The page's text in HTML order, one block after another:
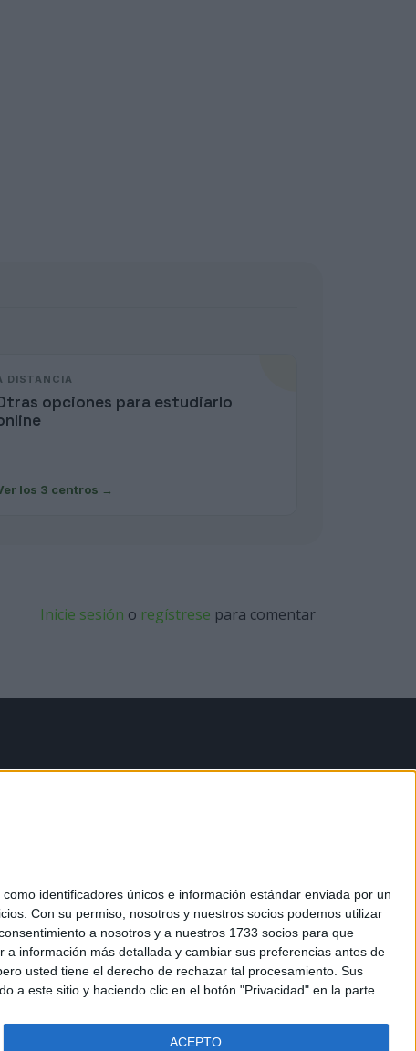
identificadores únicos e información estándar enviada por un
Con su permiso, nosotros y nuestros socios podemos utilizar
a nosotros y a nuestros 1733 socios para que
información más detallada y cambiar sus preferencias antes de
usted tiene el derecho de rechazar tal procesamiento. Sus
a este sitio y haciendo clic en el botón "Privacidad" en la parte
ACEPTO
DISTANCIA
opciones para estudiarlo
los 3 centros →
Inicie sesión o regístrese para comentar